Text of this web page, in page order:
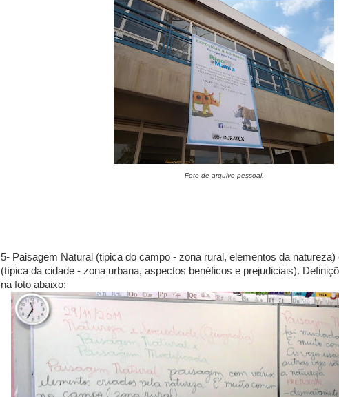
Foto de arquivo pessoal.
5- Paisagem Natural (tipica do campo - zona rural, elementos da
(típica da cidade - zona urbana, aspectos benéficos e prejudiciais).
na foto abaixo: